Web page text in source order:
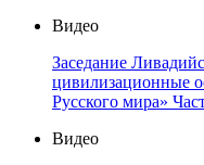
Видео
Заседание
цивилизационные
Русского мира»
Видео